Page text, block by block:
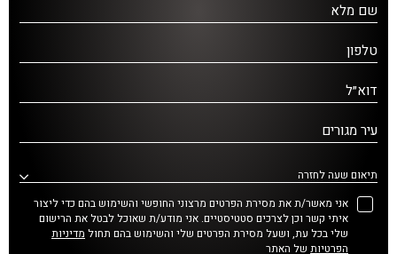
שם מלא
טלפון
דוא״ל
עיר מגורים
תיאום שעה לחזרה
אני מאשר/ת את מסירת הפרטים מרצוני החופשי והשימוש בהם כדי ליצור
איתי קשר וכן לצרכים סטטיסטיים. אני מודע/ת שאוכל לבטל את הרישום
שלי בכל עת, ושעל מסירת הפרטים שלי והשימוש בהם תחול מדיניות
הפרטיות של האתר